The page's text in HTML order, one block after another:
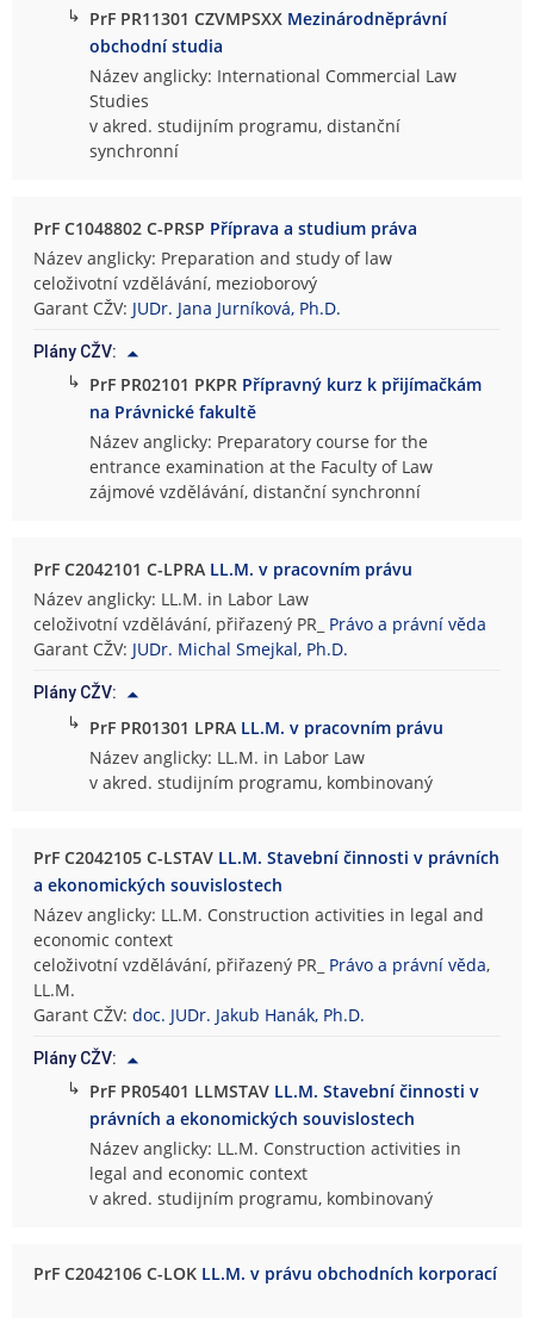
↳ PrF PR11301 CZVMPSXX Mezinárodněprávní
obchodní studia
Název anglicky: International Commercial Law
Studies
v akred. studijním programu, distanční
synchronní
PrF C1048802 C-PRSP Příprava a studium práva
Název anglicky: Preparation and study of law
celoživotní vzdělávání, mezioborový
Garant CŽV: JUDr. Jana Jurníková, Ph.D.
Plány CŽV:
↳ PrF PR02101 PKPR Přípravný kurz k přijímačkám
na Právnické fakultě
Název anglicky: Preparatory course for the
entrance examination at the Faculty of Law
zájmové vzdělávání, distanční synchronní
PrF C2042101 C-LPRA LL.M. v pracovním právu
Název anglicky: LL.M. in Labor Law
celoživotní vzdělávání, přiřazený PR_ Právo a právní věda
Garant CŽV: JUDr. Michal Smejkal, Ph.D.
Plány CŽV:
↳ PrF PR01301 LPRA LL.M. v pracovním právu
Název anglicky: LL.M. in Labor Law
v akred. studijním programu, kombinovaný
PrF C2042105 C-LSTAV LL.M. Stavební činnosti v právních
a ekonomických souvislostech
Název anglicky: LL.M. Construction activities in legal and
economic context
celoživotní vzdělávání, přiřazený PR_ Právo a právní věda,
LL.M.
Garant CŽV:doc. JUDr. Jakub Hanák, Ph.D.
Plány CŽV:
↳ PrF PR05401 LLMSTAV LL.M. Stavební činnosti v
právních a ekonomických souvislostech
Název anglicky: LL.M. Construction activities in
legal and economic context
v akred. studijním programu, kombinovaný
PrF C2042106 C-LOK LL.M. v právu obchodních korporací